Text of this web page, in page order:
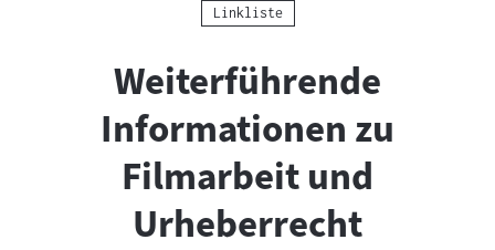
Kategorie:
Linkliste
Weiterführende
Informationen zu
Filmarbeit und
Urheberrecht